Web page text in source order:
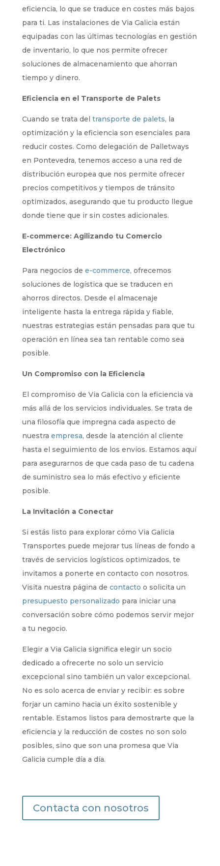
eficiencia, lo que se traduce en costes más bajos
para ti. Las instalaciones de Via Galicia están
equipadas con las últimas tecnologías en gestión
de inventario, lo que nos permite ofrecer
soluciones de almacenamiento que ahorran
tiempo y dinero.
Eficiencia en el Transporte de Palets
Cuando se trata del transporte de palets, la
optimización y la eficiencia son esenciales para
reducir costes. Como delegación de Palletways
en Pontevedra, tenemos acceso a una red de
distribución europea que nos permite ofrecer
precios competitivos y tiempos de tránsito
optimizados, asegurando que tu producto llegue
donde tiene que ir sin costes adicionales.
E-commerce: Agilizando tu Comercio
Electrónico
Para negocios de e-commerce, ofrecemos
soluciones de logística que se traducen en
ahorros directos. Desde el almacenaje
inteligente hasta la entrega rápida y fiable,
nuestras estrategias están pensadas para que tu
operación en línea sea tan rentable como sea
posible.
Un Compromiso con la Eficiencia
El compromiso de Via Galicia con la eficiencia va
más allá de los servicios individuales. Se trata de
una filosofía que impregna cada aspecto de
nuestra empresa, desde la atención al cliente
hasta el seguimiento de los envíos. Estamos aquí
para asegurarnos de que cada paso de tu cadena
de suministro sea lo más efectivo y eficiente
posible.
La Invitación a Conectar
Si estás listo para explorar cómo Via Galicia
Transportes puede mejorar tus líneas de fondo a
través de servicios logísticos optimizados, te
invitamos a ponerte en contacto con nosotros.
Visita nuestra página de contacto o solicita un
presupuesto personalizado para iniciar una
conversación sobre cómo podemos servir mejor
a tu negocio.
Elegir a Via Galicia significa elegir un socio
dedicado a ofrecerte no solo un servicio
excepcional sino también un valor excepcional.
No es solo acerca de enviar y recibir: es sobre
forjar un camino hacia un éxito sostenible y
rentable. Estamos listos para demostrarte que la
eficiencia y la reducción de costes no son solo
posibles, sino que son una promesa que Via
Galicia cumple día a día.
Contacta con nosotros